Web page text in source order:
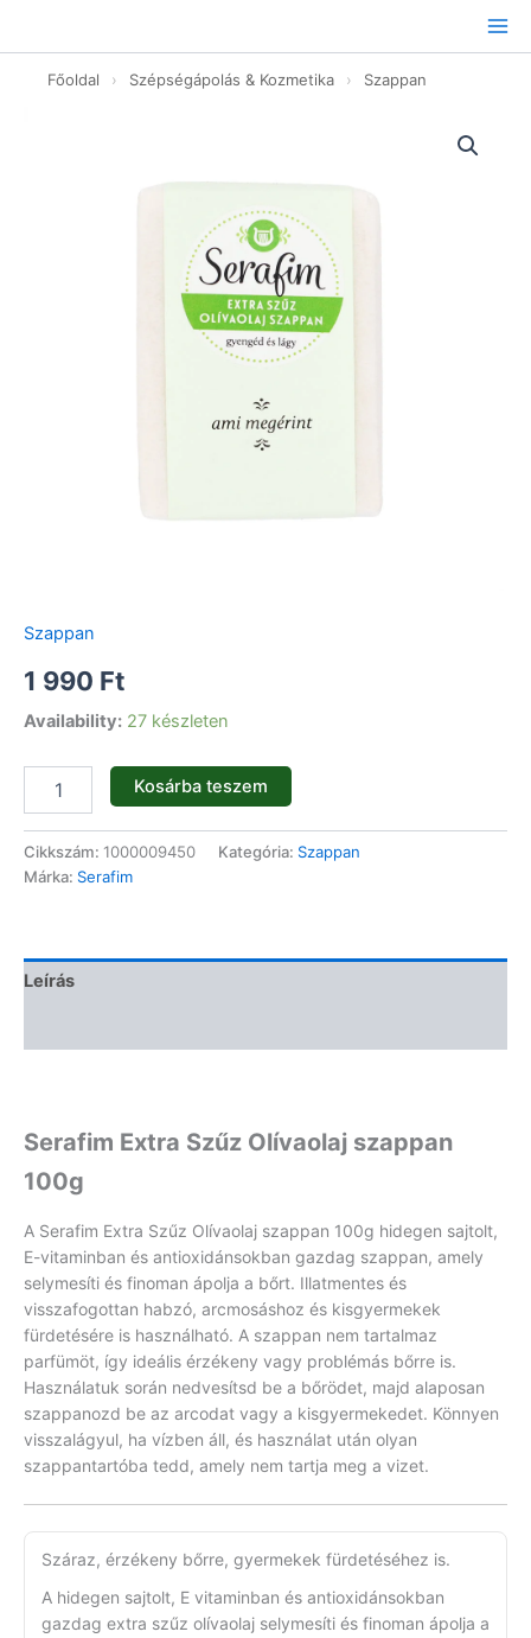
tartalomhoz
Főoldal › Szépségápolás & Kozmetika › Szappan
Szappan
1 990 Ft
Availability: 27 készleten
Kosárba teszem
Cikkszám: 1000009450 Kategória: Szappan
Márka: Serafim
Leírás
Serafim Extra Szűz Olívaolaj szappan
100g
A Serafim Extra Szűz Olívaolaj szappan 100g hidegen sajtolt,
E-vitaminban és antioxidánsokban gazdag szappan, amely
selymesíti és finoman ápolja a bőrt. Illatmentes és
visszafogottan habzó, arcmosáshoz és kisgyermekek
fürdetésére is használható. A szappan nem tartalmaz
parfümöt, így ideális érzékeny vagy problémás bőrre is.
Használatuk során nedvesítsd be a bőrödet, majd alaposan
szappanozd be az arcodat vagy a kisgyermekedet. Könnyen
visszalágyul, ha vízben áll, és használat után olyan
szappantartóba tedd, amely nem tartja meg a vizet.
Száraz, érzékeny bőrre, gyermekek fürdetéséhez is.
A hidegen sajtolt, E vitaminban és antioxidánsokban
gazdag extra szűz olívaolaj selymesíti és finoman ápolja a